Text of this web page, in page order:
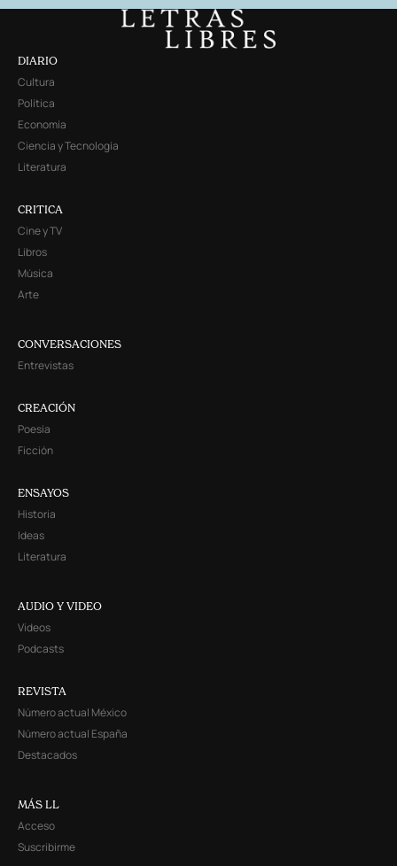
DIARIO
Cultura
Política
Economía
Ciencia y Tecnología
Literatura
CRITICA
Cine y TV
Libros
Música
Arte
CONVERSACIONES
Entrevistas
CREACIÓN
Poesía
Ficción
ENSAYOS
Historia
Ideas
Literatura
AUDIO Y VIDEO
Videos
Podcasts
REVISTA
Número actual México
Número actual España
Destacados
MÁS LL
Acceso
Suscribirme